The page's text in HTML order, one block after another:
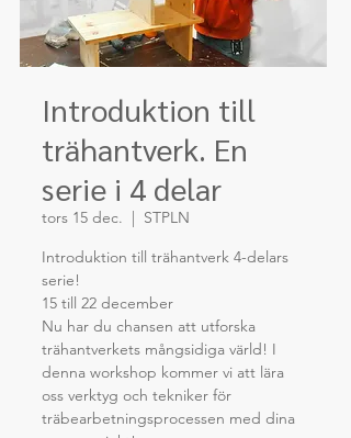
Introduktion till
trähantverk. En
serie i 4 delar
tors 15 dec.
  |
STPLN
Introduktion till trähantverk 4-delars
serie!
15 till 22 december
Nu har du chansen att utforska
trähantverkets mångsidiga värld! I
denna workshop kommer vi att lära
oss verktyg och tekniker för
träbearbetningsprocessen med dina